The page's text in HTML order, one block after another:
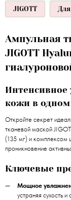
JIGOTT
Ампульная
JIGOTT
кожи в
Откройте секрет
тканевой маской
(135 мг) и комплексом
проникновение
Ключевые
Мощное
устраняя сухость и